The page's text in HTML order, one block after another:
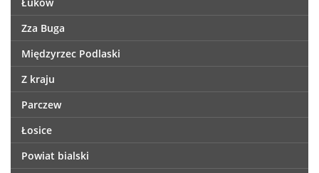
Zza Buga
Międzyrzec Podlaski
Z kraju
Parczew
Łosice
Powiat bialski